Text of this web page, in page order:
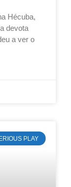
Hécuba,
devota
a ver o
PLAY